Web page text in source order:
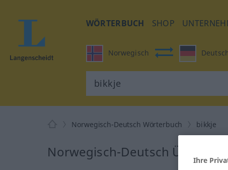
WÖRTERBUCH SHOP
Norwegisch
Norwegisch-Deutsch Wörterbuch bikkje
Norwegisch-Deutsch
Ihre